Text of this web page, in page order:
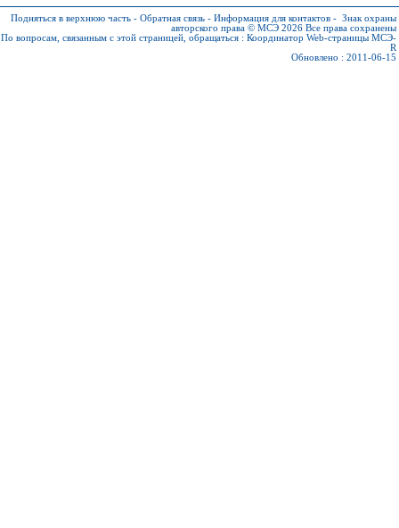
Подняться в верхнюю часть - Обратная связь - Информация для контактов - Знак охраны
авторского права © МСЭ 2026 Все права сохранены
По вопросам, связанным с этой страницей, обращаться : Координатор Web-страницы МСЭ-
R
Обновлено : 2011-06-15